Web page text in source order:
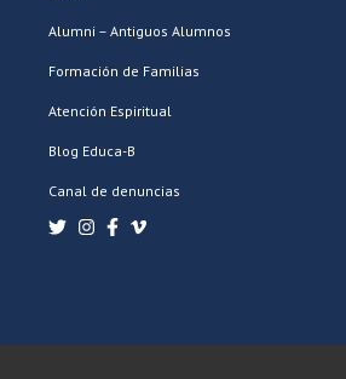
Alumni – Antiguos Alumnos
Formación de Familias
Atención Espiritual
Blog Educa-B
Canal de denuncias